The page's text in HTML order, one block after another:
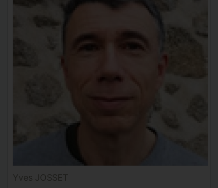
Yves JOSSET